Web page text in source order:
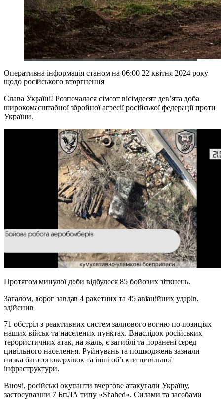
Оперативна інформація станом на 06:00 22 квітня 2024 року
щодо російського вторгнення
Слава Україні! Розпочалася сімсот вісімдесят дев’ята доба
широкомасштабної збройної агресії російської федерації проти
України.
Протягом минулої доби відбулося 85 бойових зіткнень.
Загалом, ворог завдав 4 ракетних та 45 авіаційних ударів,
здійснив
71 обстріл з реактивних систем залпового вогню по позиціях
наших військ та населених пунктах. Внаслідок російських
терористичних атак, на жаль, є загиблі та поранені серед
цивільного населення. Руйнувань та пошкоджень зазнали
низка багатоповерхівок та інші об’єкти цивільної
інфраструктури.
Вночі, російські окупанти вчергове атакували Україну,
застосувавши 7 БпЛА типу «Shahed». Силами та засобами